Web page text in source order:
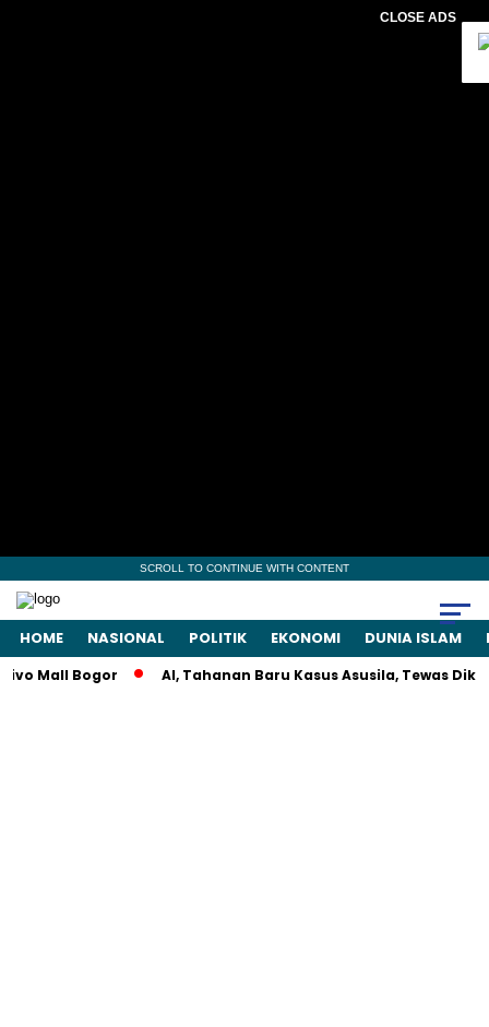
CLOSE ADS
SCROLL TO CONTINUE WITH CONTENT
HOME NASIONAL POLITIK EKONOMI DUNIA ISLAM
Bogor AI, Tahanan Baru Kasus Asusila, Tewas Dikeroyok 7